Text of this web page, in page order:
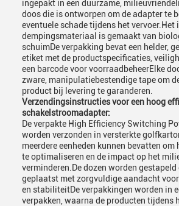
ingepakt in een duurzame,
doos die is ontworpen om de adapter te
eventuele schade tijdens het vervoer.Het
dempingsmateriaal is gemaakt van
schuimDe verpakking bevat een helder,
etiket met de productspecificaties,
een barcode voor voorraadbeheerElke
zware, manipulatiebestendige tape om
product bij levering te garanderen.
Verzendingsinstructies voor een hoog
schakelstroomadapter:
De verpakte High Efficiency Switching
worden verzonden in versterkte
meerdere eenheden kunnen bevatten om
te optimaliseren en de impact op het
verminderen.De dozen worden
geplaatst met zorgvuldige aandacht
en stabiliteitDe verpakkingen worden in
verpakken, waarna de producten tijdens